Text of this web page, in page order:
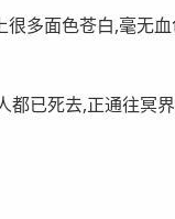
多面色苍白,毫无
已死去,正通往冥